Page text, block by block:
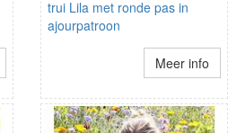
trui Lila met ronde pas in
ajourpatroon
Meer info